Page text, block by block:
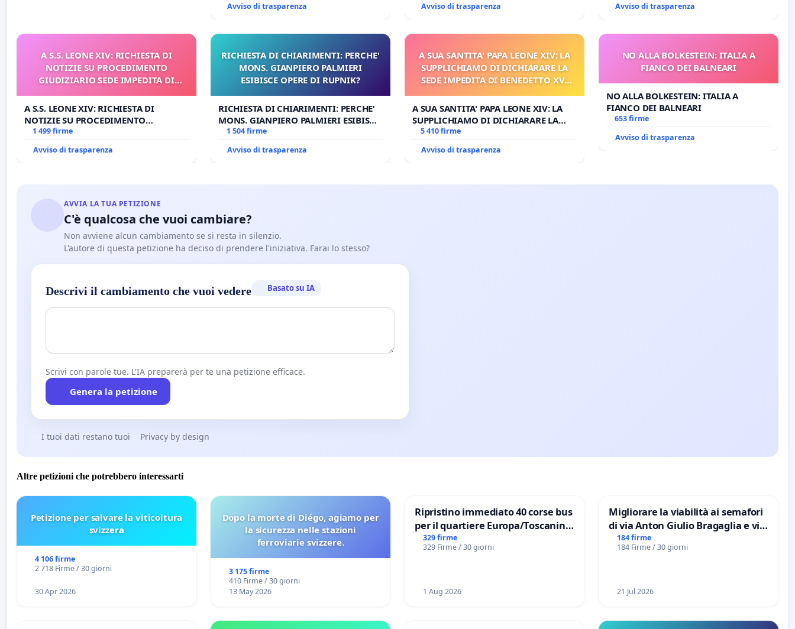
Avviso di trasparenza
Avviso di trasparenza
Avviso di trasparenza
A S.S. LEONE XIV: RICHIESTA DI
NOTIZIE SU PROCEDIMENTO
GIUDIZIARIO SEDE IMPEDITA DI
A S.S. LEONE XIV: RICHIESTA DI
NOTIZIE SU PROCEDIMENTO
GIUDIZIARIO SEDE IMPEDITA DI
1 499 firme
Avviso di trasparenza
RICHIESTA DI CHIARIMENTI: PERCHE'
MONS. GIANPIERO PALMIERI
ESIBISCE OPERE DI RUPNIK?
RICHIESTA DI CHIARIMENTI: PERCHE'
MONS. GIANPIERO PALMIERI ESIBISCE
OPERE DI RUPNIK?
1 504 firme
Avviso di trasparenza
A SUA SANTITA' PAPA LEONE XIV: LA
SUPPLICHIAMO DI DICHIARARE LA
SEDE IMPEDITA DI BENEDETTO XVI
PROCESSO
A SUA SANTITA' PAPA LEONE XIV: LA
SUPPLICHIAMO DI DICHIARARE LA
SEDE IMPEDITA DI BENEDETTO XVI E/O
5 410 firme
Avviso di trasparenza
NO ALLA BOLKESTEIN: ITALIA A
FIANCO DEI BALNEARI
NO ALLA BOLKESTEIN: ITALIA A
FIANCO DEI BALNEARI
653 firme
Avviso di trasparenza
AVVIA LA TUA PETIZIONE
C'è qualcosa che vuoi cambiare?
Non avviene alcun cambiamento se si resta in silenzio.
L'autore di questa petizione ha deciso di prendere l'iniziativa. Farai lo stesso?
Descrivi il cambiamento che vuoi vedere Basato su IA
Scrivi con parole tue. L'IA preparerà per te una petizione efficace.
Genera la petizione
I tuoi dati restano tuoi Privacy by design
Altre petizioni che potrebbero interessarti
Petizione per salvare la viticoltura
svizzera
4 106 firme
2 718 Firme / 30 giorni
30 Apr 2026
Dopo la morte di Diégo, agiamo per
la sicurezza nelle stazioni
ferroviarie svizzere.
3 175 firme
410 Firme / 30 giorni
13 May 2026
Ripristino immediato 40 corse bus
per il quartiere Europa/Toscanini
di Aprilia
329 firme
329 Firme / 30 giorni
1 Aug 2026
Migliorare la viabilità ai semafori
di via Anton Giulio Bragaglia e via
Tieri XV MUNICIPIO DI ROMA
184 firme
184 Firme / 30 giorni
21 Jul 2026